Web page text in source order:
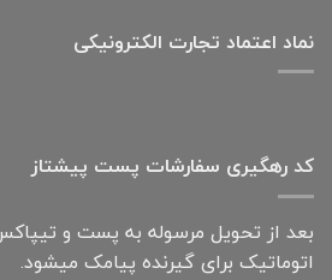
نماد اعتماد تجارت الكترونیكی
کد رهگیری سفارشات پست پیشتاز
بعد از تحویل مرسوله به پست و
اتوماتیک برای گیرنده پیامک میشود.